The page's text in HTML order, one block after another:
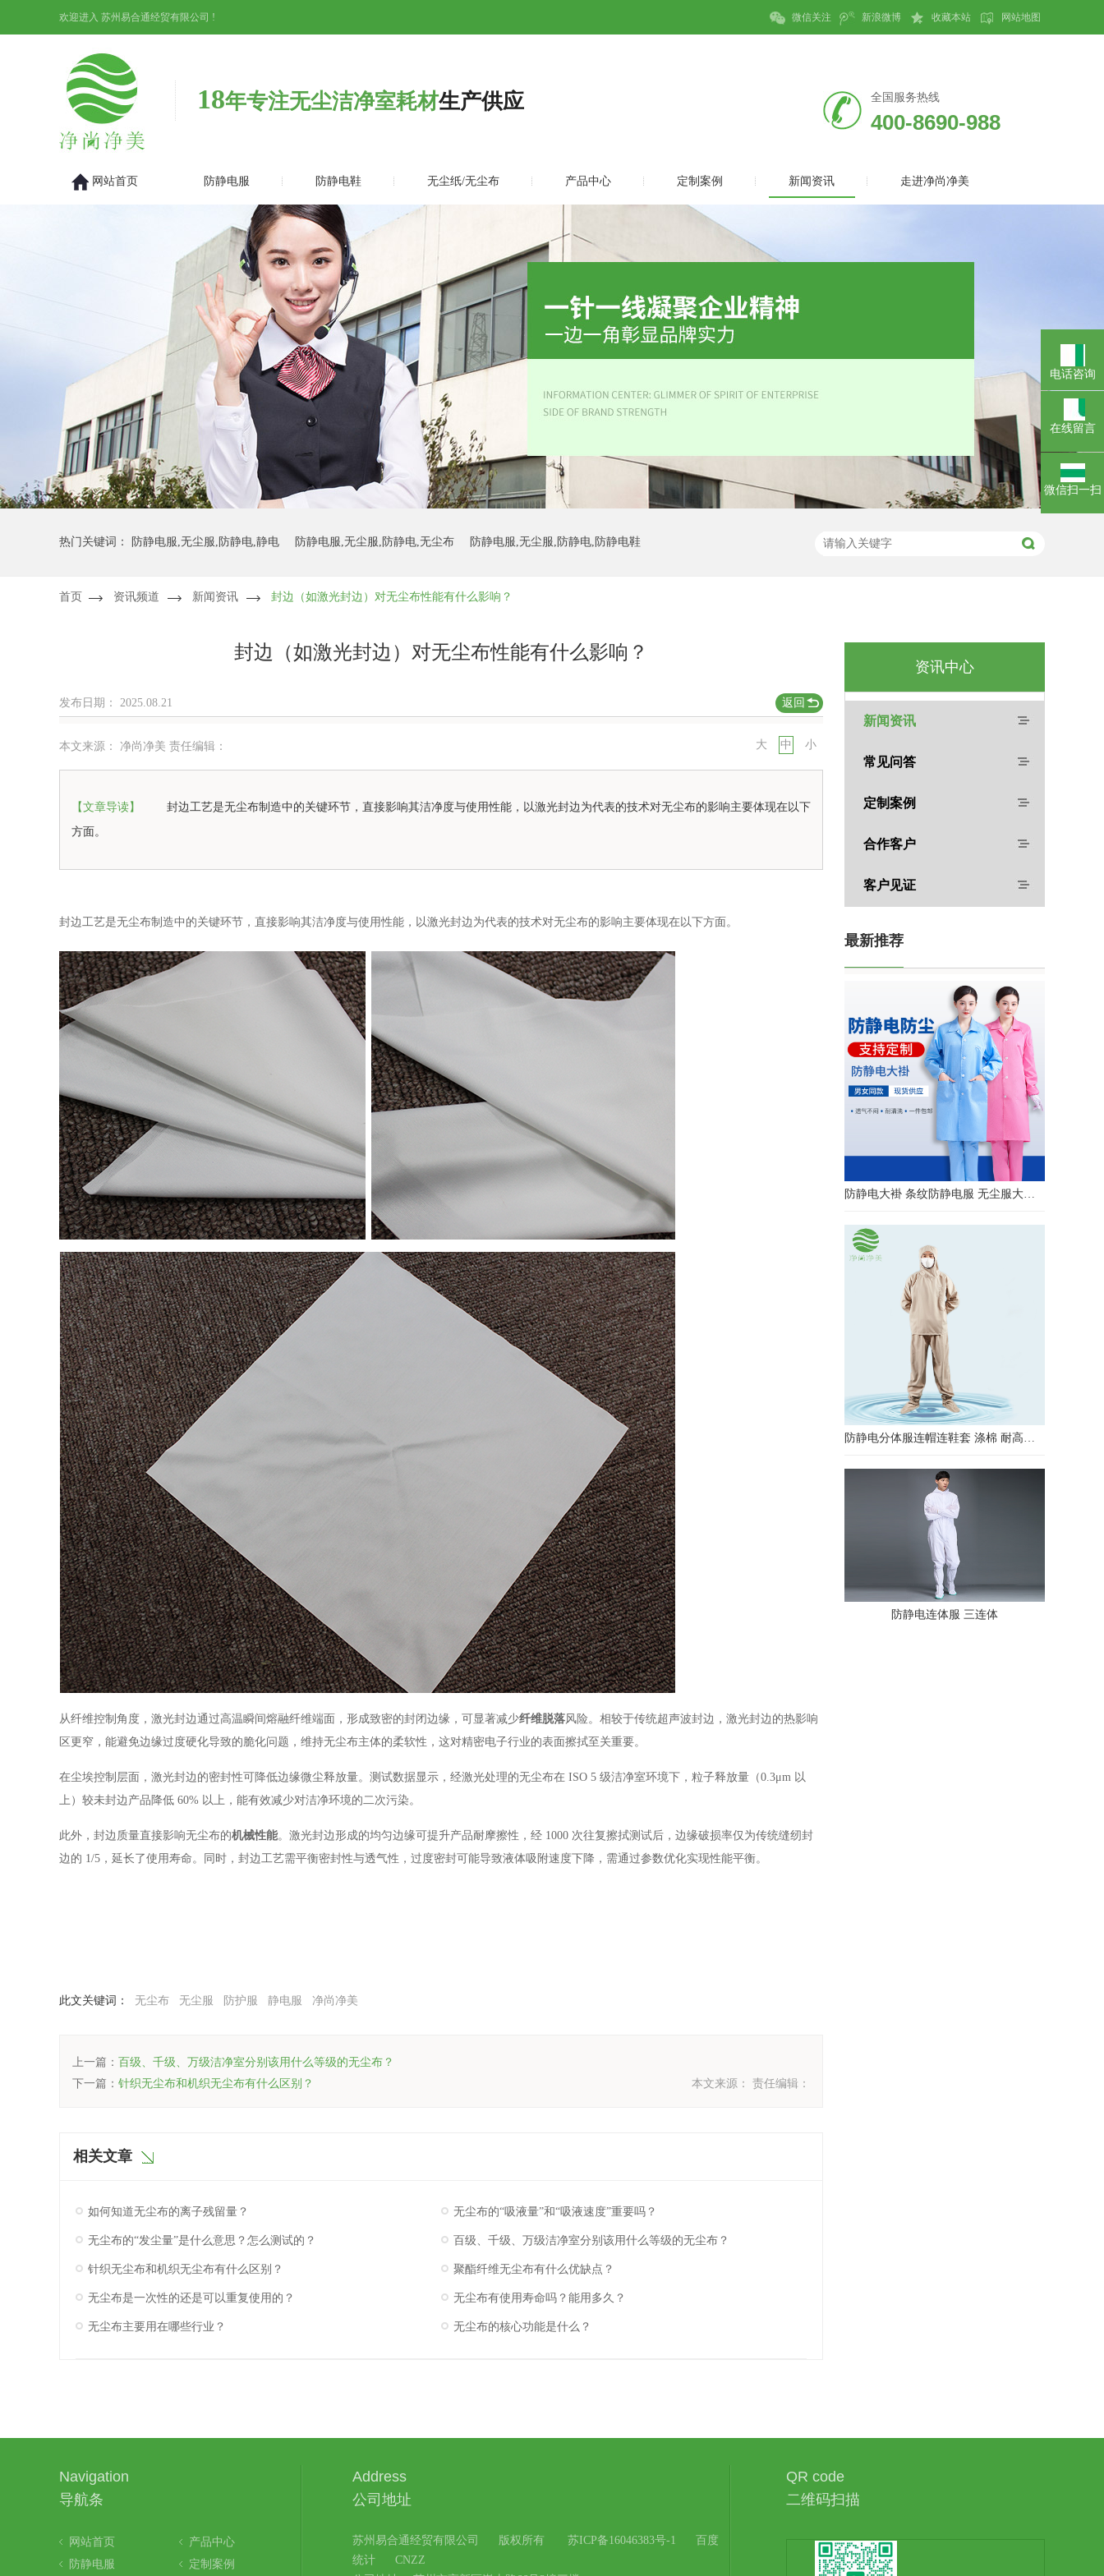
微信关注 新浪微博 收藏本站 网站地图
欢迎进入 苏州易合通经贸有限公司 !
18年专注无尘洁净室耗材生产供应 全国服务热线
400-8690-988
网站首页 防静电服 防静电鞋 无尘纸/无尘布 产品中心 定制案例 新闻资讯 走进净尚净美
热门关键词： 防静电服,无尘服,防静电,静电 防静电服,无尘服,防静电,无尘布 防静电服,无尘服,防静电,防静电鞋
首页 资讯频道 新闻资讯 封边（如激光封边）对无尘布性能有什么影响？
封边（如激光封边）对无尘布性能有什么影响？
返回
发布日期： 2025.08.21
大 中 小
本文来源： 净尚净美 责任编辑：
【文章导读】
封边工艺是无尘布制造中的关键环节，直接影响其洁净度与使用性能，以激光封边为代表的技术对无尘布的影响主要体现在以下
方面。
封边工艺是无尘布制造中的关键环节，直接影响其洁净度与使用性能，以激光封边为代表的技术对无尘布的影响主要体现在以下方面。
从纤维控制角度，激光封边通过高温瞬间熔融纤维端面，形成致密的封闭边缘，可显著减少纤维脱落风险。相较于传统超声波封边，激光封边的热影响
区更窄，能避免边缘过度硬化导致的脆化问题，维持无尘布主体的柔软性，这对精密电子行业的表面擦拭至关重要。
在尘埃控制层面，激光封边的密封性可降低边缘微尘释放量。测试数据显示，经激光处理的无尘布在 ISO 5 级洁净室环境下，粒子释放量（0.3μm 以
上）较未封边产品降低 60% 以上，能有效减少对洁净环境的二次污染。
此外，封边质量直接影响无尘布的机械性能。激光封边形成的均匀边缘可提升产品耐摩擦性，经 1000 次往复擦拭测试后，边缘破损率仅为传统缝纫封
边的 1/5，延长了使用寿命。同时，封边工艺需平衡密封性与透气性，过度密封可能导致液体吸附速度下降，需通过参数优化实现性能平衡。
此文关键词： 无尘布 无尘服 防护服 静电服 净尚净美
本文来源： 责任编辑：
上一篇： 百级、千级、万级洁净室分别该用什么等级的无尘布？
下一篇： 针织无尘布和机织无尘布有什么区别？
相关文章
如何知道无尘布的离子残留量？ 无尘布的“吸液量”和“吸液速度”重要吗？
无尘布的“发尘量”是什么意思？怎么测试的？ 百级、千级、万级洁净室分别该用什么等级的无尘布？
针织无尘布和机织无尘布有什么区别？ 聚酯纤维无尘布有什么优缺点？
无尘布是一次性的还是可以重复使用的？ 无尘布有使用寿命吗？能用多久？
无尘布主要用在哪些行业？ 无尘布的核心功能是什么？
资讯中心
新闻资讯
常见问答
定制案例
合作客户
客户见证
最新推荐
防静电大褂 条纹防静电服 无尘服大褂 防静电大褂工作服
防静电分体服连帽连鞋套 涤棉 耐高温洁净内服 百级无尘服 防尘服
防静电连体服 三连体
Navigation
导航条
网站首页
产品中心
防静电服
定制案例
Address
公司地址
苏州易合通经贸有限公司 版权所有 苏ICP备16046383号-1
百度
统计
CNZZ
QR code
二维码扫描
电话咨询
在线留言
微信扫一扫